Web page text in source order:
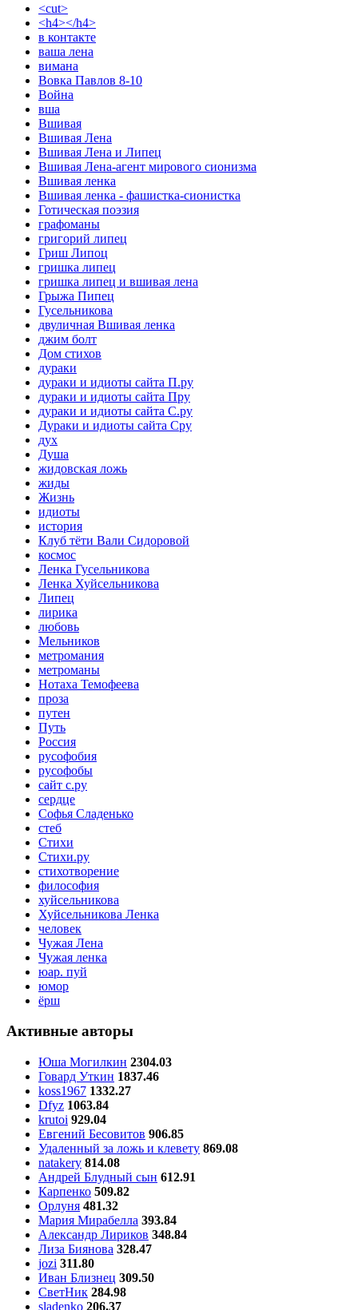
<cut>
<h4></h4>
в контакте
ваша лена
вимана
Вовка Павлов 8-10
Война
вша
Вшивая
Вшивая Лена
Вшивая Лена и Липец
Вшивая Лена-агент мирового сионизма
Вшивая ленка
Вшивая ленка - фашистка-сионистка
Готическая поэзия
графоманы
григорий липец
Гриш Липоц
гришка липец
гришка липец и вшивая лена
Грыжа Пипец
Гусельникова
двуличная Вшивая ленка
джим болт
Дом стихов
дураки
дураки и идиоты сайта П.ру
дураки и идиоты сайта Пру
дураки и идиоты сайта С.ру
Дураки и идиоты сайта Сру
дух
Душа
жидовская ложь
жиды
Жизнь
идиоты
история
Клуб тёти Вали Сидоровой
космос
Ленка Гусельникова
Ленка Хуйсельникова
Липец
лирика
любовь
Мельников
метромания
метроманы
Нотаха Темофеева
проза
путен
Путь
Россия
русофобия
русофобы
сайт с.ру
сердце
Софья Сладенько
стеб
Стихи
Стихи.ру
стихотворение
философия
хуйсельникова
Хуйсельникова Ленка
человек
Чужая Лена
Чужая ленка
юар. пуй
юмор
ёрш
Активные авторы
Юша Могилкин 2304.03
Говард Уткин 1837.46
koss1967 1332.27
Dfyz 1063.84
krutoi 929.04
Евгений Бесовитов 906.85
Удаленный за ложь и клевету 869.08
natakery 814.08
Андрей Блудный сын 612.91
Карпенко 509.82
Орлуня 481.32
Мария Мирабелла 393.84
Александр Лириков 348.84
Лиза Биянова 328.47
jozi 311.80
Иван Близнец 309.50
СветНик 284.98
sladenko 206.37